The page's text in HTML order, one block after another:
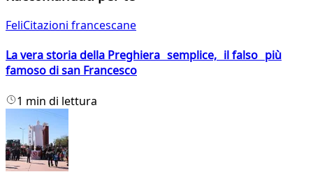
FeliCitazioni francescane
La vera storia della Preghiera semplice, il falso più
famoso di san Francesco
1 min di lettura